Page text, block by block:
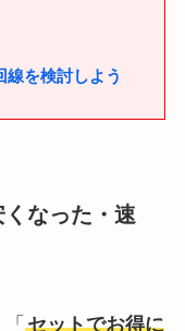
を検討しよう
なった・速
セットでお得に